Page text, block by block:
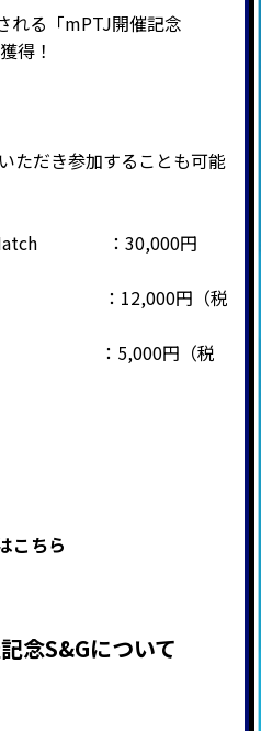
れる「mPTJ開催記念
得！
ただき参加することも可能
Match ：30,000円
：12,000円（税
5,000円（税
こちら
念S&Gについて